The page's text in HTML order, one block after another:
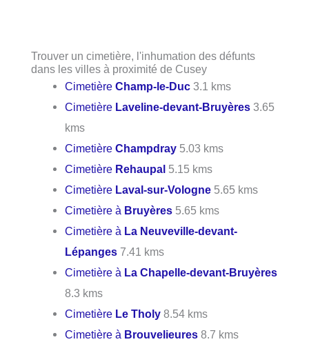
Trouver un cimetière, l'inhumation des défunts
dans les villes à proximité de Cusey
CimetièreChamp-le-Duc 3.1 kms
Cimetière Laveline-devant-Bruyères 3.65
kms
CimetièreChampdray 5.03 kms
Cimetière Rehaupal 5.15 kms
Cimetière Laval-sur-Vologne 5.65 kms
Cimetière à Bruyères 5.65 kms
Cimetière à La Neuveville-devant-
Lépanges 7.41 kms
Cimetière à La Chapelle-devant-Bruyères
8.3 kms
Cimetière Le Tholy 8.54 kms
Cimetière à Brouvelieures 8.7 kms